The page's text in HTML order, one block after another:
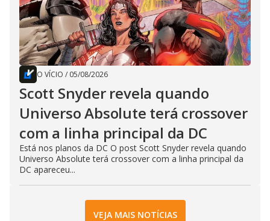
O VÍCIO / 05/08/2026
Scott Snyder revela quando
Universo Absolute terá crossover
com a linha principal da DC
Está nos planos da DC O post Scott Snyder revela quando
Universo Absolute terá crossover com a linha principal da
DC apareceu...
VEJA MAIS NOTÍCIAS